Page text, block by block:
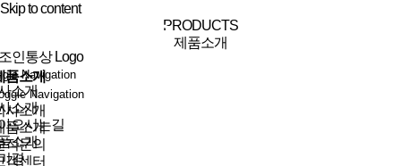
Skip to content
Navigation
소개
소개
오시는길
소개
경
PRODUCTS
제품소개
품소개
Navigation
사소개
품소개
적문의
객센터